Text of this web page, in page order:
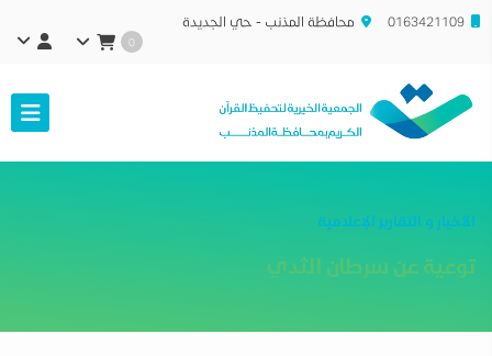
0163421109 محافظة المذنب - حي الجديدة
0
الأخبار و التقارير الإعلامية
توعية عن سرطان الثدي